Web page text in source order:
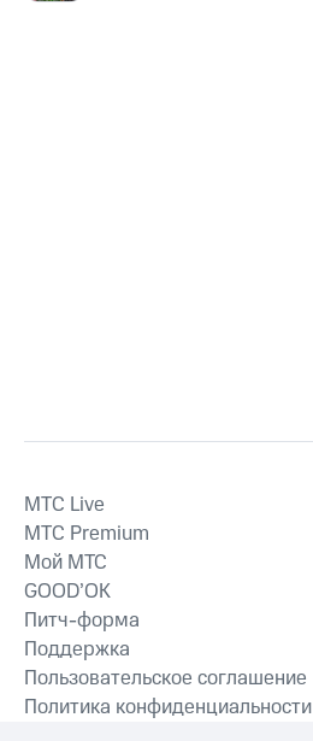
MTС Live
MTС Premium
Мой МТС
GOOD’OK
Питч-форма
Поддержка
Пользовательское соглашение
Политика конфиденциальности